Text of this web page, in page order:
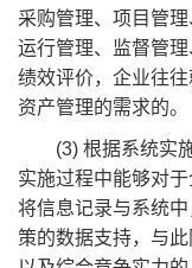
采购管理、项目管
运行管理、监督管
绩效评价，企业往
资产管理的需求的。
(3) 根据系统实
实施过程中能够对
将信息记录与系统
策的数据支持，与